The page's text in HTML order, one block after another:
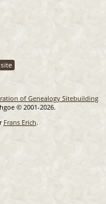
of Genealogy Sitebuilding
© 2001-2026.
Frans Erich.